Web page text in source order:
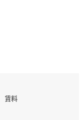
賃料